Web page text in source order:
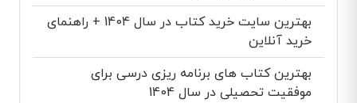
بهترین سایت خرید کتاب در سال 1404 + راهنمای
خرید آنلاین
بهترین کتاب های برنامه ریزی درسی برای
موفقیت تحصیلی در سال 1404